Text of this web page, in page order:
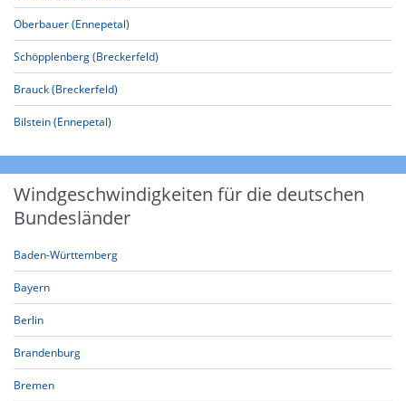
Oberbauer (Ennepetal)
Schöpplenberg (Breckerfeld)
Brauck (Breckerfeld)
Bilstein (Ennepetal)
Windgeschwindigkeiten für die deutschen
Bundesländer
Baden-Württemberg
Bayern
Berlin
Brandenburg
Bremen